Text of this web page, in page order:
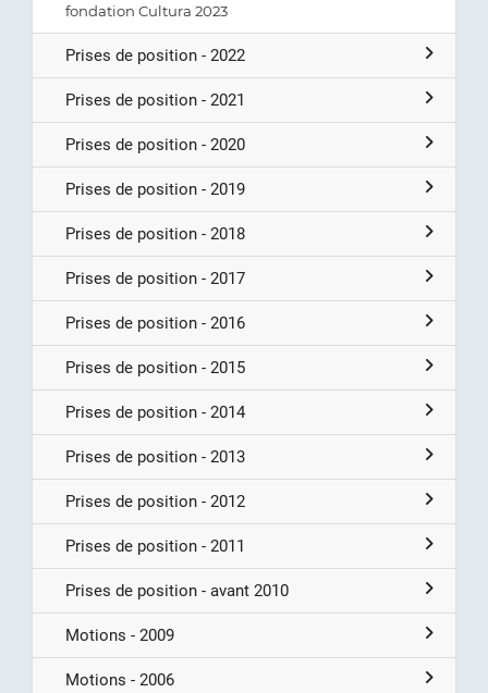
fondation Cultura 2023
Prises de position - 2022
Prises de position - 2021
Prises de position - 2020
Prises de position - 2019
Prises de position - 2018
Prises de position - 2017
Prises de position - 2016
Prises de position - 2015
Prises de position - 2014
Prises de position - 2013
Prises de position - 2012
Prises de position - 2011
Prises de position - avant 2010
Motions - 2009
Motions - 2006